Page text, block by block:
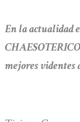
En la actualidad
mejores videntes